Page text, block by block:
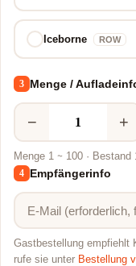
Iceborne ROW
3 Menge /
− +
Menge 1 ~ 100 · Bestand
4 Empfängerinfo
Gastbestellung empfiehlt
rufe sie unter Bestellung